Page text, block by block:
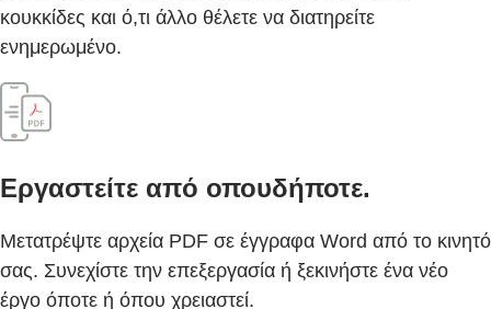
κουκκίδες και ό,τι άλλο θέλετε να διατηρείτε
ενημερωμένο.
Εργαστείτε από οπουδήποτε.
Μετατρέψτε αρχεία PDF σε έγγραφα Word από το κινητό
σας. Συνεχίστε την επεξεργασία ή ξεκινήστε ένα νέο
έργο όποτε ή όπου χρειαστεί.